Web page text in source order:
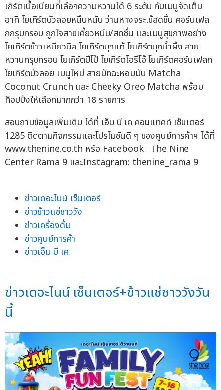
เกิร์ตเนื้อเนียนที่เลือกความหวานได้ 6 ระดับ กับเมนูจัดเต็ม
อาทิ โยเกิร์ตบัวลอยหนึบหนับ ว่านหางจระเข้สดชื่น คอร์นเฟล
กกรุบกรอบ ถูกใจสายเคี้ยวหนึบ/สดชื่น และเมนูสุขภาพอย่าง
โยเกิร์ตข้าวเหนียวนิล โยเกิร์ตบุกแท้ โยเกิร์ตบุกน้ำผึ้ง สาย
หวานกรุบกรอบ โยเกิร์ตปีโป้ โยเกิร์ตโอรีโอ้ โยเกิร์ตคอร์นเฟลก
โยเกิร์ตบัวลอย เมนูใหม่ สายมัทฉะหอมมัน Matcha
Coconut Crunch และ Cheeky Oreo Matcha พร้อม
ท็อปปิ้งให้เลือกมากกว่า 18 รายการ
สอบถามข้อมูลเพิ่มเติม ได้ที่ เอ็ม บี เค คอนแทคท์ เซ็นเตอร์
1285 ติดตามกิจกรรมและโปรโมชันดี ๆ ของศูนย์การค้าฯ ได้ที่
www.thenine.co.th หรือ Facebook : The Nine
Center Rama 9 และInstagram: thenine_rama 9
ข่าวเดอะไนน์ เซ็นเตอร์
ข่าวข้าวแช่ชาววัง
ข่าวเครื่องดื่ม
ข่าวศูนย์การค้า
ข่าวเอ็ม บี เค
ข่าวเดอะไนน์ เซ็นเตอร์+ข้าวแช่ชาววังวัน
นี้